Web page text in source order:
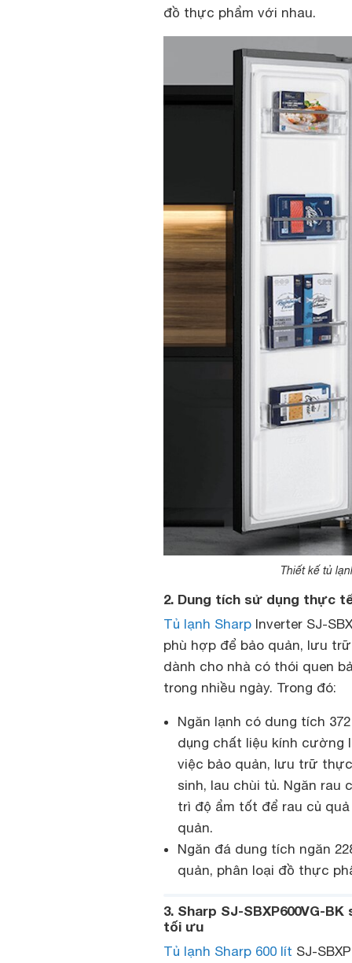
đồ thực phẩm với nhau.
Thiết kế tủ
2. Dung tích sử dụng thực
Tủ lạnh Sharp Inverter SJ-
phù hợp để bảo quản, lưu
dành cho nhà có thói quen
trong nhiều ngày. Trong đó:
Ngăn lạnh có dung tích
dụng chất liệu kính
việc bảo quản, lưu trữ
sinh, lau chùi tủ. Ngăn
trì độ ẩm tốt để rau củ
quản.
Ngăn đá dung tích ngăn
quản, phân loại đồ thực
3. Sharp SJ-SBXP600VG-
tối ưu
Tủ lạnh Sharp 600 lít SJ-